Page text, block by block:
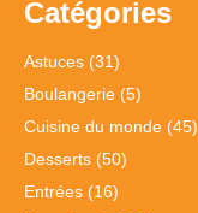
Catégories
Astuces (31)
Boulangerie (5)
Cuisine du monde (45)
Desserts (50)
Entrées (16)